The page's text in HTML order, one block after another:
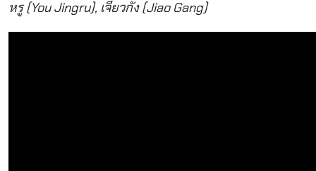
หรู (You Jingru), เจียวกัง (Jiao Gang)